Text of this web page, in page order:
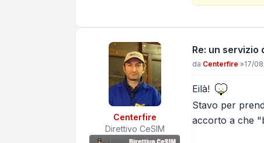
Centerfire
Direttivo CeSIM
Re: un servizio
Messaggio
da Centerfire »17/
Eilà!
Stavo per
accorto a che